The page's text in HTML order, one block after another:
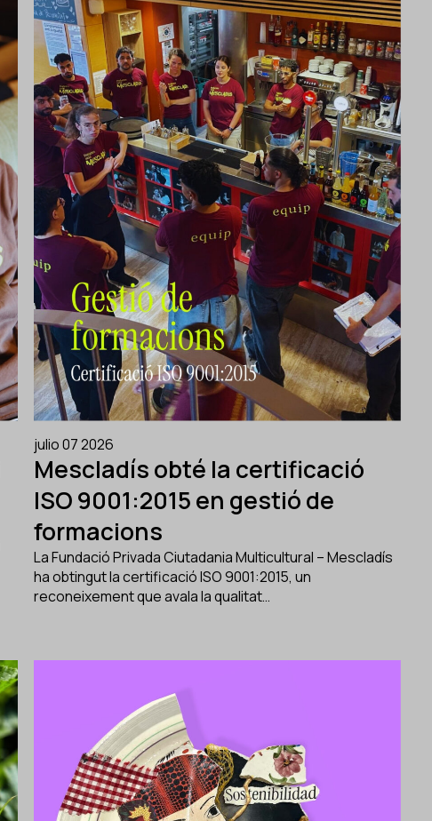
julio 07 2026
Mescladís obté la certificació
ISO 9001:2015 en gestió de
formacions
La Fundació Privada Ciutadania Multicultural – Mescladís
ha obtingut la certificació ISO 9001:2015, un
reconeixement que avala la qualitat…